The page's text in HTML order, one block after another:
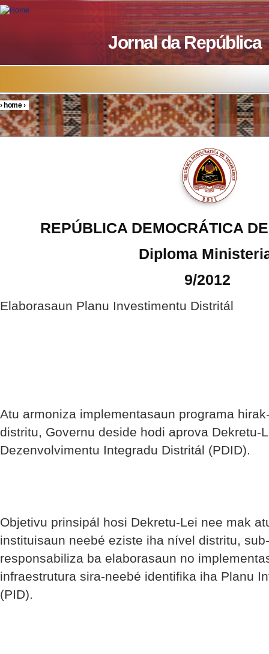
Skip to main content
Jornal da República
You are here
›home›
REPÚBLICA DEMOCRÁTICA
Diploma
9/2012
Elaborasaun Planu Investimentu Distritál
Atu armoniza implementasaun programa hirak-
distritu, Governu deside hodi aprova Dekretu-
Dezenvolvimentu Integradu Distritál (PDID).
Objetivu prinsipál hosi Dekretu-Lei nee mak
instituisaun neebé eziste iha nível distritu,
responsabiliza ba elaborasaun no
infraestrutura sira-neebé identifika iha Planu
(PID).